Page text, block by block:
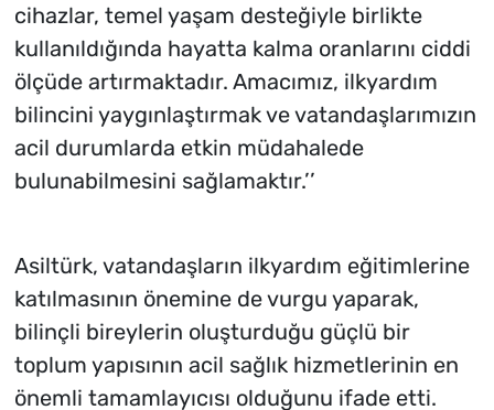
cihazlar, temel yaşam desteğiyle birlikte
kullanıldığında hayatta kalma oranlarını ciddi
ölçüde artırmaktadır. Amacımız, ilkyardım
bilincini yaygınlaştırmak ve vatandaşlarımızın
acil durumlarda etkin müdahalede
bulunabilmesini sağlamaktır.’’
Asiltürk, vatandaşların ilkyardım eğitimlerine
katılmasının önemine de vurgu yaparak,
bilinçli bireylerin oluşturduğu güçlü bir
toplum yapısının acil sağlık hizmetlerinin en
önemli tamamlayıcısı olduğunu ifade etti.